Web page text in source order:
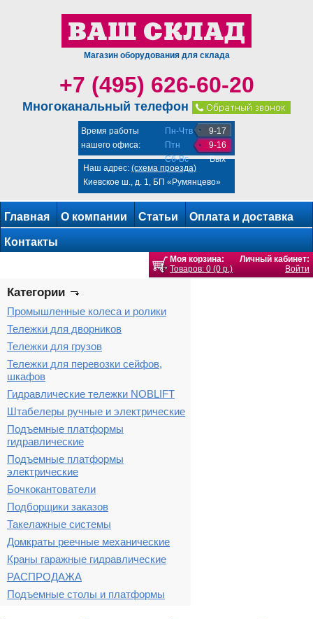
Магазин оборудования для склада
+7 (495) 626-60-20
Многоканальный телефон
Время работы
нашего офиса:
Пн-Чтв
Птн
Сб-Вс
9-17
9-16
Вых
Наш адрес: (схема проезда)
Киевское ш., д. 1, БП «Румянцево»
Главная О компании Статьи Оплата и доставка
Контакты
Моя корзина:
Товаров: 0 (0 р.)
Личный кабинет:
Войти
Категории
Промышленные колеса и ролики
Тележки для дворников
Тележки для грузов
Тележки для перевозки сейфов,
шкафов
Гидравлические тележки NOBLIFT
Штабелеры ручные и электрические
Подъемные платформы
гидравлические
Подъемные платформы
электрические
Бочкокантователи
Подборщики заказов
Такелажные системы
Домкраты реечные механические
Краны гаражные гидравлические
РАСПРОДАЖА
Подъемные столы и платформы